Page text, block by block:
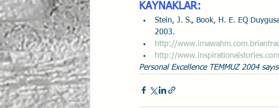
KAYNAKLAR:
Stein, J. S., Book, H. E. EQ
2003.
http://
http://www.inspirationalstories.com
Personal Excellence TEMMUZ 2004